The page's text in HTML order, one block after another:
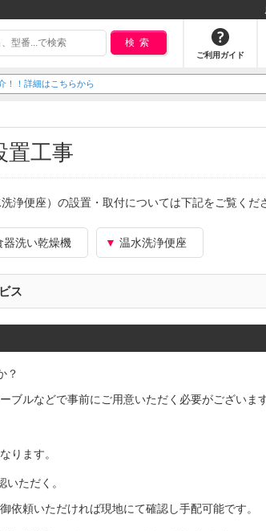
検索
ご利用ガイド
！！詳細はこちらから
置工事
浄便座）の設置・取付については下記をご覧くだ
器洗い乾燥機 ▼ 温水洗浄便座
ス
？
ブルなどで事前にご用意いただく必要がございます
ります。
いただく。
依頼いただければ現地にて確認し手配可能です。